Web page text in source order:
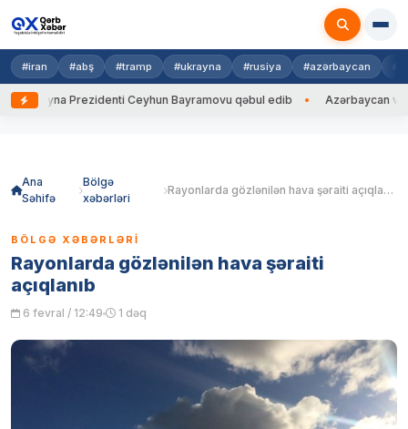
#iran #abş #tramp #ukrayna #rusiya #azərbaycan
Ukrayna Prezidenti Ceyhun Bayramovu qəbul edib Azərbaycan və
Ana
Səhifə
Bölgə
xəbərləri
Rayonlarda gözlənilən hava şəraiti açıqlanıb
BÖLGƏ XƏBƏRLƏRI
Rayonlarda gözlənilən hava şəraiti
açıqlanıb
6 fevral / 12:49 1 dəq